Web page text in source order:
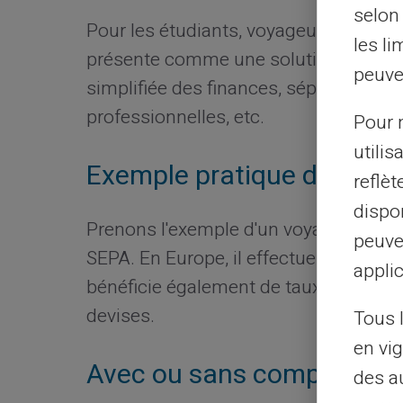
Pour les étudiants, voyageurs
présente comme une solution
simplifiée des finances, séparation
professionnelles, etc.
Exemple pratique
Prenons l'exemple d'un voyageur
SEPA. En Europe, il effectue des
bénéficie également de taux de
devises.
Avec ou sans compte
les
Pour
Tous
en
des